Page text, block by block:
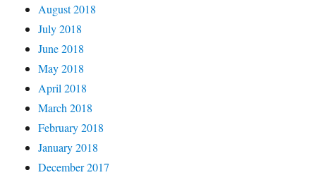
August 2018
July 2018
June 2018
May 2018
April 2018
March 2018
February 2018
January 2018
December 2017